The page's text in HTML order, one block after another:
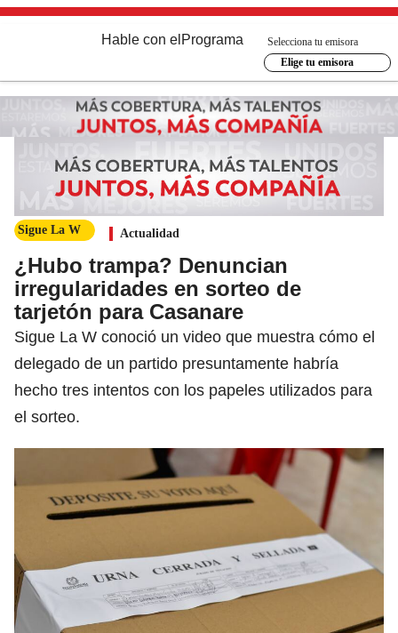
Hable con el Programa
Selecciona tu emisora
Elige tu emisora
Sigue La W Actualidad
¿Hubo trampa? Denuncian
irregularidades en sorteo de
tarjetón para Casanare
Sigue La W conoció un video que muestra cómo el
delegado de un partido presuntamente habría
hecho tres intentos con los papeles utilizados para
el sorteo.